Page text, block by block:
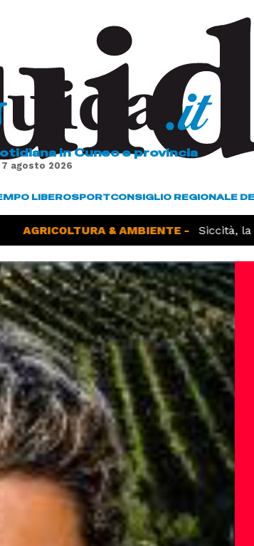
in Cuneo e provincia
7 agosto 2026
LIBEROSPORTCONSIGLIO REGIONALE
& AMBIENTE - Siccità, la